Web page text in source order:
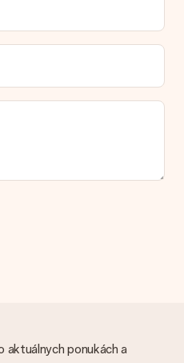
vybrať?
si možnosť doručenia. Dar,
ako balík alebo ako
vedieť, na ktorú
Obráťte sa na náš
iDeal, Paypal, kreditná karta,
vezmite do úvahy
daru.
aktuálnych ponukách a